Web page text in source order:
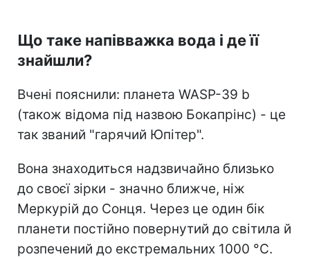
Що таке напівважка вода і де її
знайшли?
Вчені пояснили: планета WASP-39 b
(також відома під назвою Бокапрінс) - це
так званий "гарячий Юпітер".
Вона знаходиться надзвичайно близько
до своєї зірки - значно ближче, ніж
Меркурій до Сонця. Через це один бік
планети постійно повернутий до світила й
розпечений до екстремальних 1000 °C.